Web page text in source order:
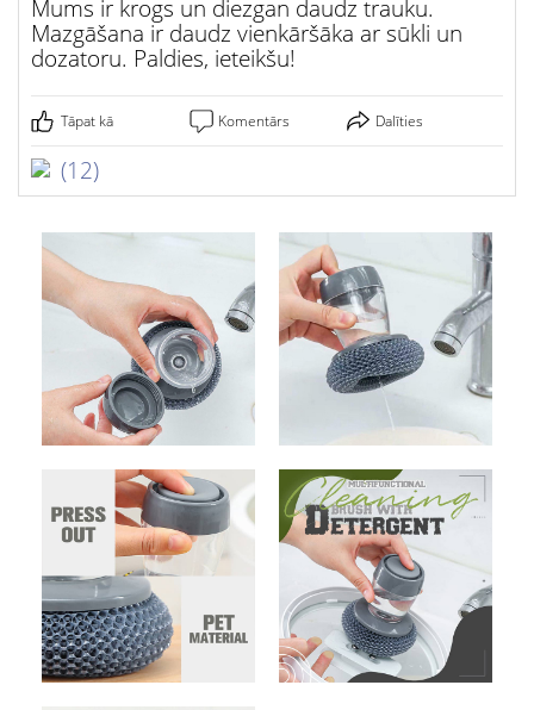
Mums ir krogs un diezgan daudz trauku.
Mazgāšana ir daudz vienkāršāka ar sūkli un
dozatoru. Paldies, ieteikšu!
Tāpat kā Komentārs Dalīties
(12)